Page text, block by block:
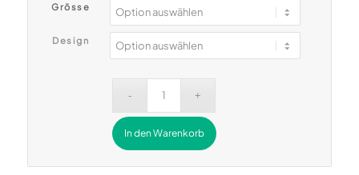
Grösse
Design
In den Warenkorb